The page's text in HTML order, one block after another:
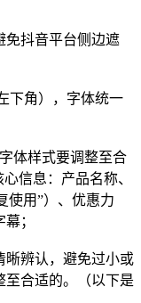
免抖音平台侧边遮
下角），字体统一
体样式要调整至合
信息：产品名称、
使用”）、优惠力
；
晰辨认，避免过小或
至合适的。（以下是